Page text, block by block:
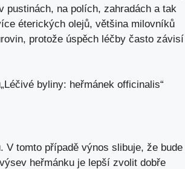
na polích, zahradách a tak
éterických olejů, většina milovníků
protože úspěch léčby často závisí
„Léčivé byliny: heřmánek officinalis“
V tomto případě výnos slibuje, že bude
heřmánku je lepší zvolit dobře